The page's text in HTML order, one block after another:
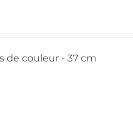
de couleur - 37 cm